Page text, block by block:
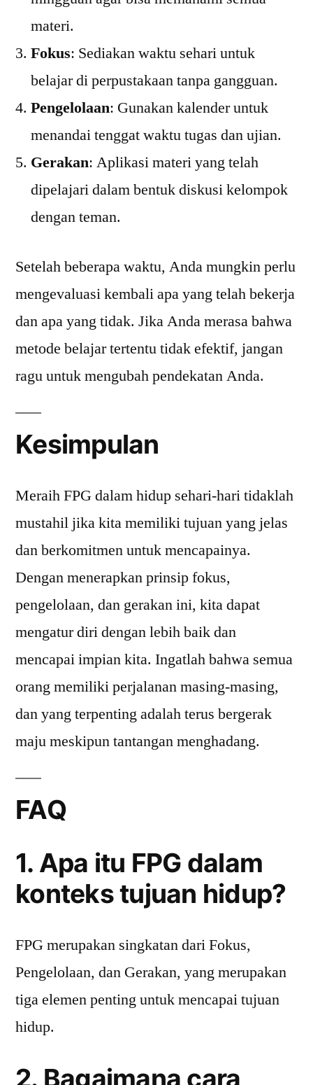
materi.
Fokus: Sediakan waktu sehari untuk
belajar di perpustakaan tanpa gangguan.
Pengelolaan: Gunakan kalender untuk
menandai tenggat waktu tugas dan ujian.
Gerakan: Aplikasi materi yang telah
dipelajari dalam bentuk diskusi kelompok
dengan teman.
Setelah beberapa waktu, Anda mungkin perlu
mengevaluasi kembali apa yang telah bekerja
dan apa yang tidak. Jika Anda merasa bahwa
metode belajar tertentu tidak efektif, jangan
ragu untuk mengubah pendekatan Anda.
Kesimpulan
Meraih FPG dalam hidup sehari-hari tidaklah
mustahil jika kita memiliki tujuan yang jelas
dan berkomitmen untuk mencapainya.
Dengan menerapkan prinsip fokus,
pengelolaan, dan gerakan ini, kita dapat
mengatur diri dengan lebih baik dan
mencapai impian kita. Ingatlah bahwa semua
orang memiliki perjalanan masing-masing,
dan yang terpenting adalah terus bergerak
maju meskipun tantangan menghadang.
FAQ
1. Apa itu FPG dalam
konteks tujuan hidup?
FPG merupakan singkatan dari Fokus,
Pengelolaan, dan Gerakan, yang merupakan
tiga elemen penting untuk mencapai tujuan
hidup.
2. Bagaimana cara